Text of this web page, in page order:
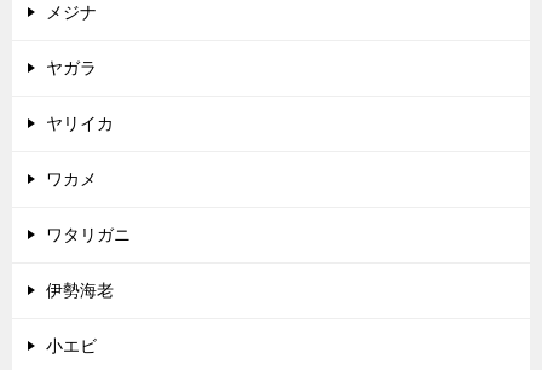
メジナ
ヤガラ
ヤリイカ
ワカメ
ワタリガニ
伊勢海老
小エビ